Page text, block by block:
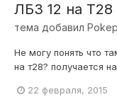
ЛБЗ 12 на Т28
тема добавил
Не могу понять что
на т28? получается
22 февраля, 2015